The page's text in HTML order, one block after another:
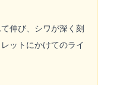
伸び、シワが深く刻
ットにかけてのライ